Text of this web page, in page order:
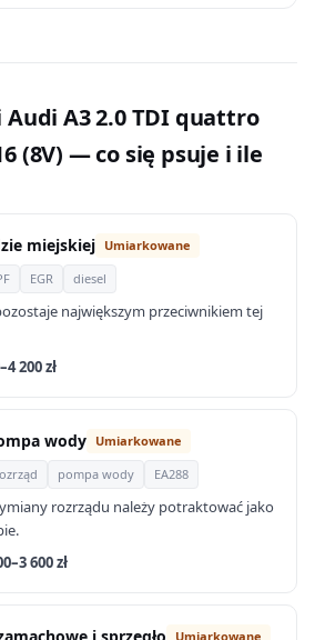
A3 2.0 TDI quattro
(8V) — co się psuje i ile
miejskiej Umiarkowane
EGR diesel
największym przeciwnikiem tej
200 zł
wody Umiarkowane
pompa wody EA288
rozrządu należy potraktować jako
600 zł
Umiarkowane